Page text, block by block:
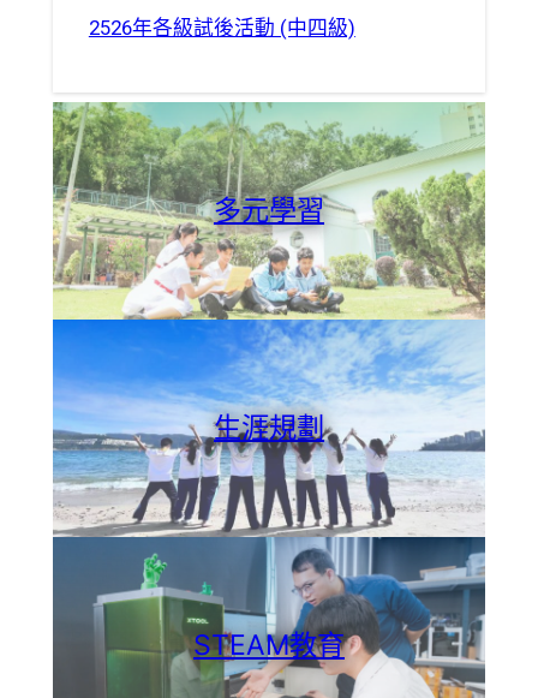
2526年各級試後活動 (中四級)
多元學習
生涯規劃
STEAM教育